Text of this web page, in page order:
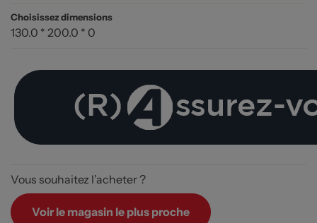
Choisissez dimensions
130.0 * 200.0 * 0
Vous souhaitez l’acheter ?
Voir le magasin le plus proche